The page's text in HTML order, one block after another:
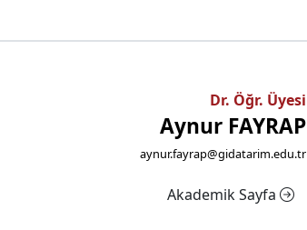
Dr. Öğr. Üyesi
Aynur FAYRAP
aynur.fayrap@gidatarim.edu.tr
Akademik Sayfa